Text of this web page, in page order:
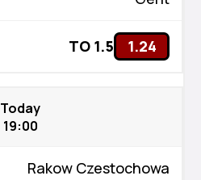
TO 1.5 1.24
Today
19:00
Rakow Czestochowa